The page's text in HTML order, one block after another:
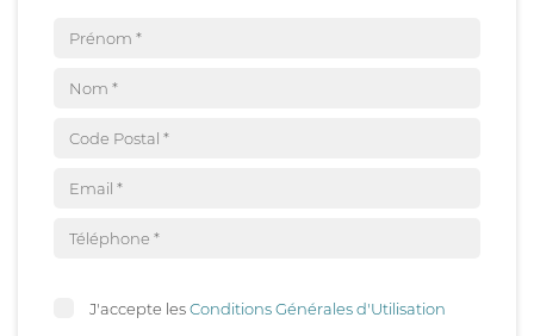
J'accepte lesConditions Générales d'Utilisation